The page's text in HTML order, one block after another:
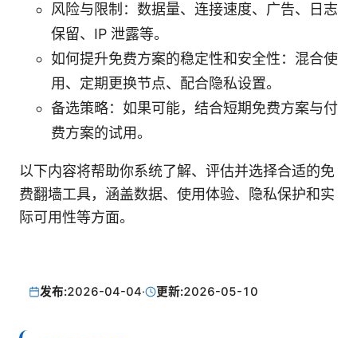
风险与限制：数据量、连接速度、广告、日志
保留、IP 泄露等。
如何提升免费方案的稳定性和安全性：混合使
用、定期更换节点、配合隐私设置。
备选策略：如果可能，结合短期免费方案与付
费方案的试用。
以下内容将帮助你系统了解、评估并选择合适的免
费翻墙工具，涵盖数据、使用体验、隐私保护和实
际可用性等方面。
发布:2026-04-04· 更新:2026-05-10